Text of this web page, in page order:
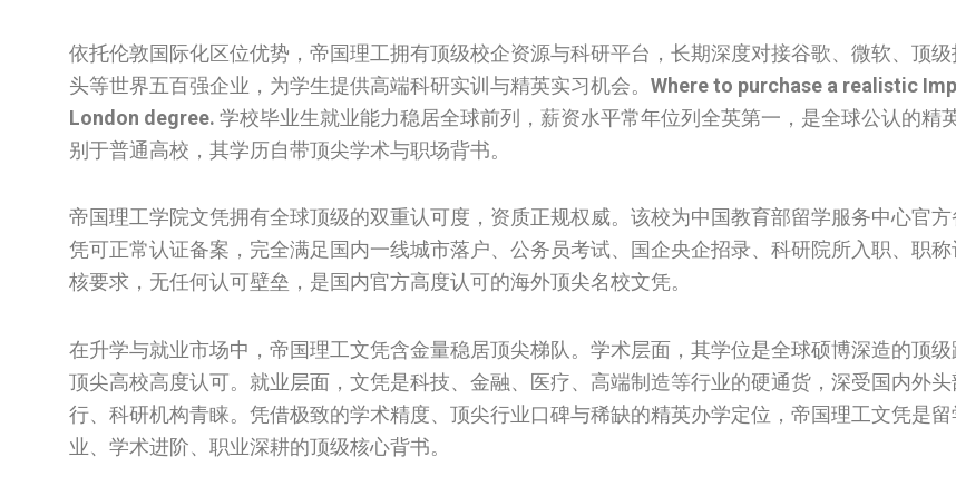
依托伦敦国际化区位优势，帝国理工拥有顶级校企资源与科研平台，长期深度对接谷歌、微软、顶
头等世界五百强企业，为学生提供高端科研实训与精英实习机会。 Where to purchase a realistic
London degree. 学校毕业生就业能力稳居全球前列，薪资水平常年位列全英第一，是全球公认的精
别于普通高校，其学历自带顶尖学术与职场背书。
帝国理工学院文凭拥有全球顶级的双重认可度，资质正规权威。该校为中国教育部留学服务中心官
凭可正常认证备案，完全满足国内一线城市落户、公务员考试、国企央企招录、科研院所入职、职
核要求，无任何认可壁垒，是国内官方高度认可的海外顶尖名校文凭。
在升学与就业市场中，帝国理工文凭含金量稳居顶尖梯队。学术层面，其学位是全球硕博深造的顶
顶尖高校高度认可。就业层面，文凭是科技、金融、医疗、高端制造等行业的硬通货，深受国内外
行、科研机构青睐。凭借极致的学术精度、顶尖行业口碑与稀缺的精英办学定位，帝国理工文凭是
业、学术进阶、职业深耕的顶级核心背书。